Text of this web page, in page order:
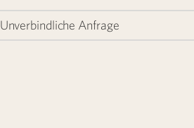
Unverbindliche Anfrage